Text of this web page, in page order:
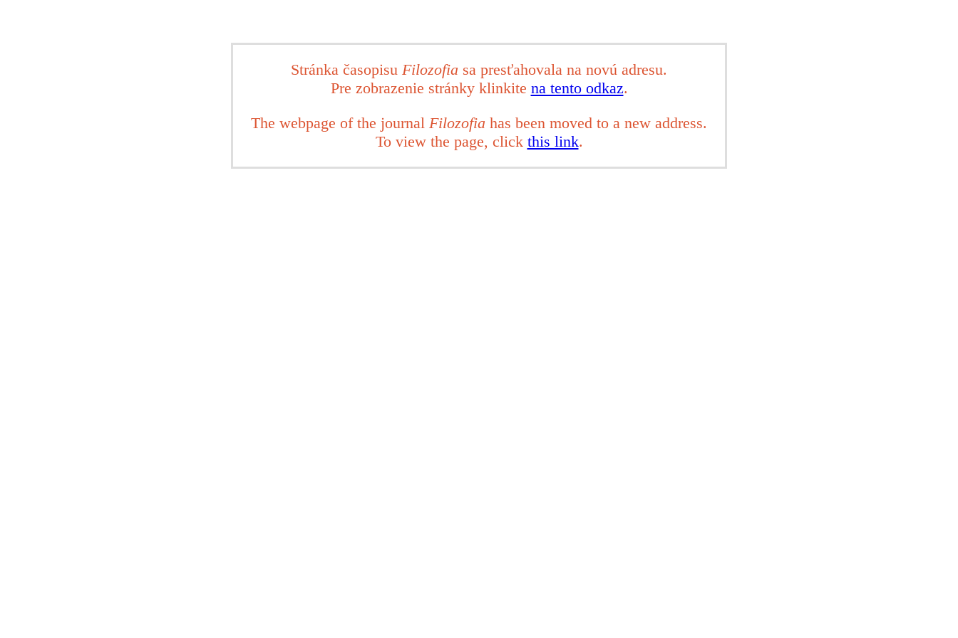
Stránka časopisu Filozofia sa presťahovala na novú adresu.
Pre zobrazenie stránky klinkite na tento odkaz.
The webpage of the journal Filozofia has been moved to a new address.
To view the page, click this link.